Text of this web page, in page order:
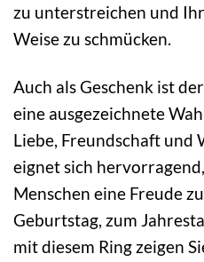
zu unterstreichen und
Weise zu schmücken.
Auch als Geschenk ist
eine ausgezeichnete
Liebe, Freundschaft und
eignet sich
Menschen eine Freude
Geburtstag, zum
mit diesem Ring zeigen